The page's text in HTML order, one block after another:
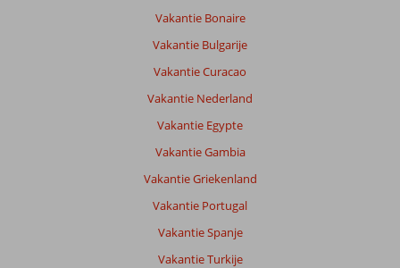
Vakantie Bonaire
Vakantie Bulgarije
Vakantie Curacao
Vakantie Nederland
Vakantie Egypte
Vakantie Gambia
Vakantie Griekenland
Vakantie Portugal
Vakantie Spanje
Vakantie Turkije